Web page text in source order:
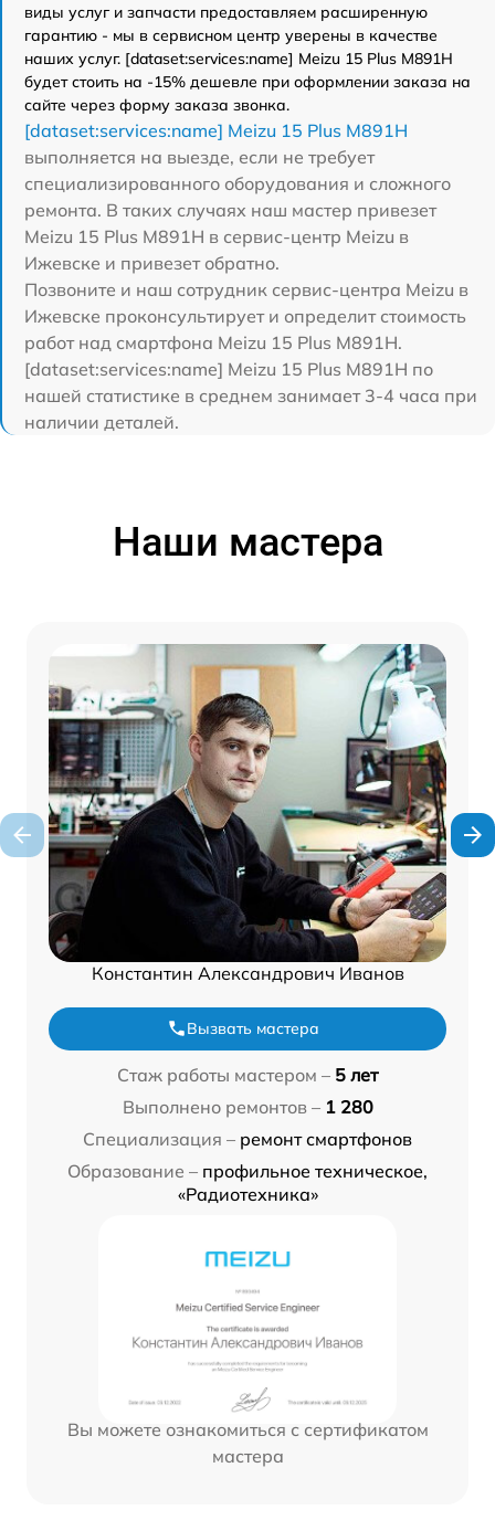
виды услуг и запчасти предоставляем расширенную
гарантию - мы в сервисном центр уверены в качестве
наших услуг. [dataset:services:name] Meizu 15 Plus M891H
будет стоить на -15% дешевле при оформлении заказа на
сайте через форму заказа звонка.
[dataset:services:name] Meizu 15 Plus M891H
выполняется на выезде, если не требует
специализированного оборудования и сложного
ремонта. В таких случаях наш мастер привезет
Meizu 15 Plus M891H в сервис-центр Meizu в
Ижевске и привезет обратно.
Позвоните и наш сотрудник сервис-центра Meizu в
Ижевске проконсультирует и определит стоимость
работ над смартфона Meizu 15 Plus M891H.
[dataset:services:name] Meizu 15 Plus M891H по
нашей статистике в среднем занимает 3-4 часа при
наличии деталей.
Наши мастера
Константин Александрович Иванов
Вызвать мастера
Стаж работы мастером – 5 лет
Выполнено ремонтов – 1 280
Специализация – ремонт смартфонов
Образование – профильное техническое,
«Радиотехника»
Вы можете ознакомиться с сертификатом
мастера